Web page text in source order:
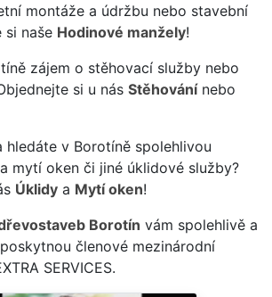
montáže a údržbu nebo stavební
si naše Hodinové manžely!
zájem o stěhovací služby nebo
si u nás Stěhovánínebo
hledáte v Borotíně spolehlivou
mytí oken či jiné úklidové služby?
Úklidy a Mytí oken!
Borotín vám spolehlivě a
členové mezinárodní
SERVICES.